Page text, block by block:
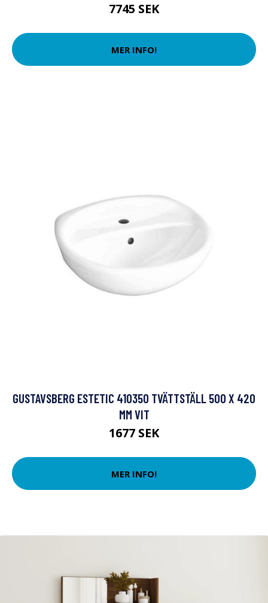
7745 SEK
MER INFO!
GUSTAVSBERG ESTETIC 410350 TVÄTTSTÄLL 500 X 420
MM VIT
1677 SEK
MER INFO!